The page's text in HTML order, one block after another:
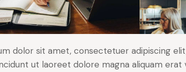
dolor sit amet, consectetuer adipiscing
ut laoreet dolore magna aliquam erat